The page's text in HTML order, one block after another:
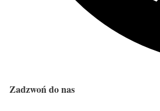
Zadzwoń do nas